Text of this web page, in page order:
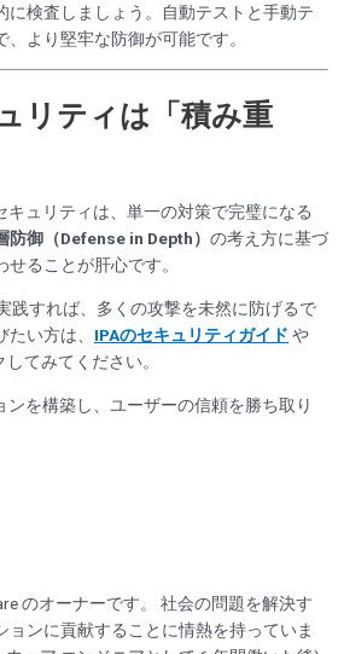
に検査しましょう。自動テストと手動テ
より堅牢な防御が可能です。
リティは「積み重
キュリティは、単一の対策で完璧になる
防御（Defense in Depth） の考え方に基づ
ることが肝心です。
践すれば、多くの攻撃を未然に防げるで
い方は、 IPAのセキュリティガイド や
てみてください。
ンを構築し、ユーザーの信頼を勝ち取り
のオーナーです。 社会の問題を解決す
ョンに貢献することに情熱を持っていま